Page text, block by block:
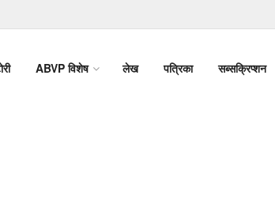
ABVP विशेष लेख पत्रिका सब्सक्रिप्शन